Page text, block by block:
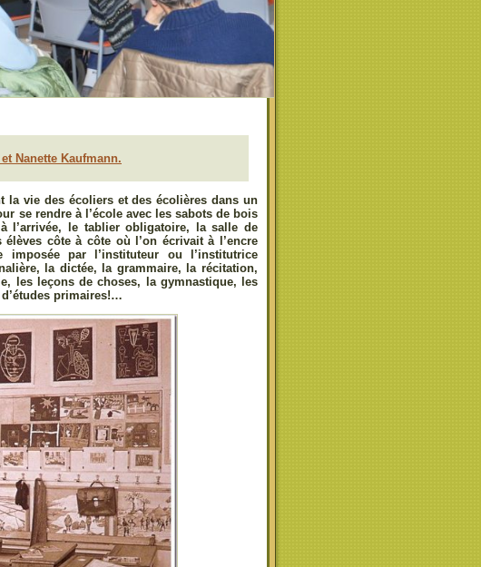
Nanette Kaufmann.
vie des écoliers et des écolières dans un
se rendre à l’école avec les sabots de bois
l’arrivée, le tablier obligatoire, la salle de
côte à côte où l’on écrivait à l’encre
par l’instituteur ou l’institutrice
la dictée, la grammaire, la récitation,
les leçons de choses, la gymnastique, les
primaires!…